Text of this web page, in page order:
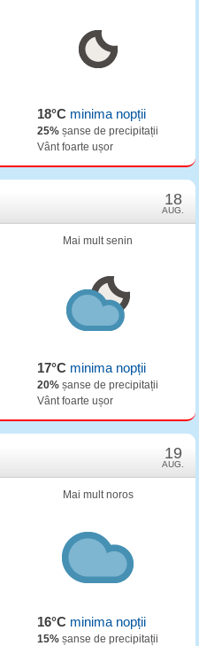
18°C minima nopții
25% șanse de precipitații
Vânt foarte ușor
18
AUG.
Mai mult senin
17°C minima nopții
20% șanse de precipitații
Vânt foarte ușor
19
AUG.
Mai mult noros
16°C minima nopții
15% șanse de precipitații